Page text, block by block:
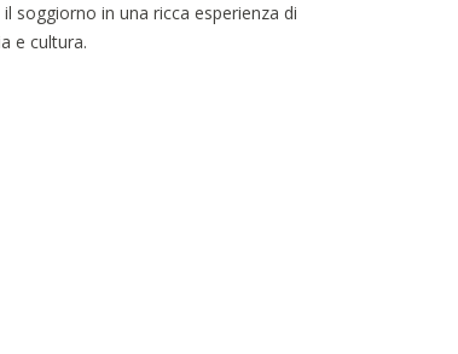
soggiorno in una ricca esperienza di
e cultura.